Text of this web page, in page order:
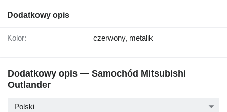
Dodatkowy opis
Kolor: czerwony, metalik
Dodatkowy opis — Samochód Mitsubishi
Outlander
Polski